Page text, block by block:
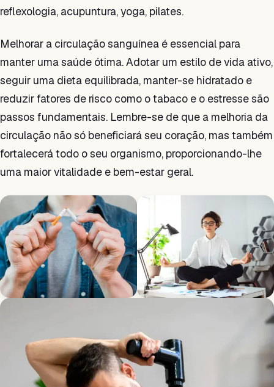
reflexologia, acupuntura, yoga, pilates.
Melhorar a circulação sanguínea é essencial para
manter uma saúde ótima. Adotar um estilo de vida ativo,
seguir uma dieta equilibrada, manter-se hidratado e
reduzir fatores de risco como o tabaco e o estresse são
passos fundamentais. Lembre-se de que a melhoria da
circulação não só beneficiará seu coração, mas também
fortalecerá todo o seu organismo, proporcionando-lhe
uma maior vitalidade e bem-estar geral.